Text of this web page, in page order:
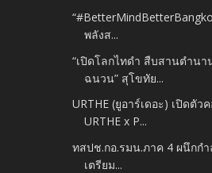
พลังส...
“เปิดโลกไทดำ สืบสานตำน
ฉนวน” สุโขทัย...
URTHE (ยูอาร์เดอะ) เปิดตัว
URTHE x P...
ทสปช.กอ.รมน.ภาค 4 ผนึกก
เตรียม...